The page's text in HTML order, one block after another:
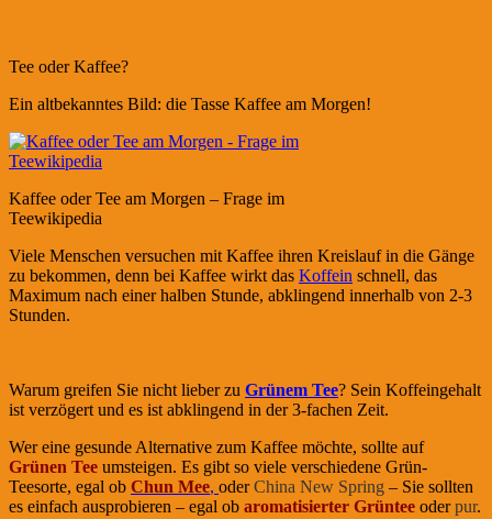
Tee oder Kaffee?
Ein altbekanntes Bild: die Tasse Kaffee am Morgen!
Kaffee oder Tee am Morgen – Frage im
Teewikipedia
Viele Menschen versuchen mit Kaffee ihren Kreislauf in die Gänge
zu bekommen, denn bei Kaffee wirkt das Koffein schnell, das
Maximum nach einer halben Stunde, abklingend innerhalb von 2-3
Stunden.
Warum greifen Sie nicht lieber zu Grünem Tee? Sein Koffeingehalt
ist verzögert und es ist abklingend in der 3-fachen Zeit.
Wer eine gesunde Alternative zum Kaffee möchte, sollte auf
Grünen Tee umsteigen. Es gibt so viele verschiedene Grün-
Teesorte, egal ob Chun Mee, oderChina New Spring – Sie sollten
es einfach ausprobieren – egal ob aromatisierter Grüntee oderpur.